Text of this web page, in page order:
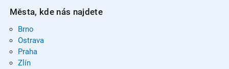
Města, kde nás najdete
Brno
Ostrava
Praha
Zlín